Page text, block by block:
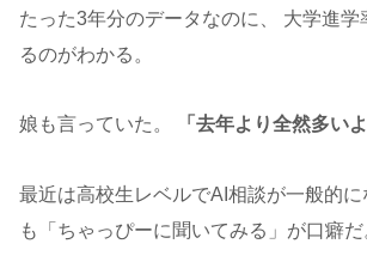
たった3年分のデータなのに、 大学進学
るのがわかる。
娘も言っていた。 「去年より全然多いよ
最近は高校生レベルでAI相談が一般的
も「ちゃっぴーに聞いてみる」が口癖だ